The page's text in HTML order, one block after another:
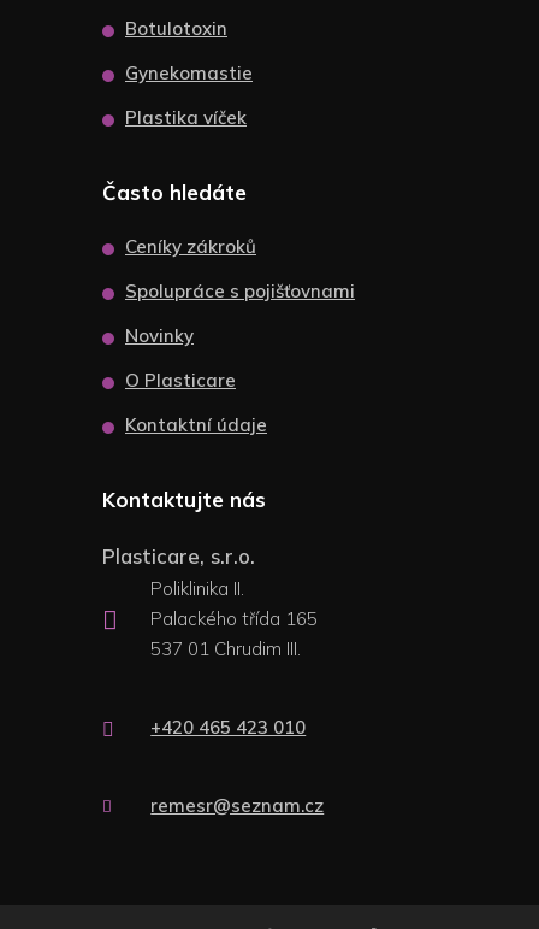
Botulotoxin
Gynekomastie
Plastika víček
Často hledáte
Ceníky zákroků
Spolupráce s pojišťovnami
Novinky
O Plasticare
Kontaktní údaje
Kontaktujte nás
Plasticare, s.r.o.
Poliklinika II.
Palackého třída 165
537 01 Chrudim III.
+420 465 423 010
remesr@seznam.cz